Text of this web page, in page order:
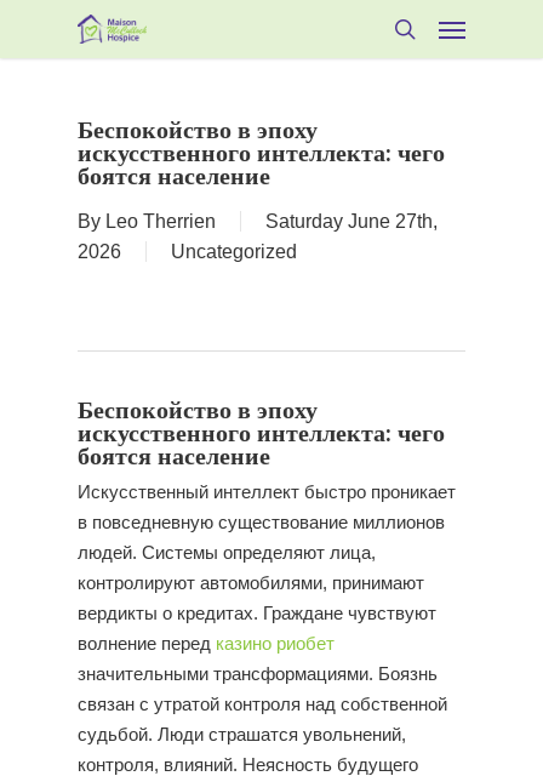
Menu
Беспокойство в эпоху
искусственного интеллекта: чего
боятся население
By Leo Therrien
Saturday June 27th,
2026
Uncategorized
Беспокойство в эпоху
искусственного интеллекта: чего
боятся население
Искусственный интеллект быстро проникает
в повседневную существование миллионов
людей. Системы определяют лица,
контролируют автомобилями, принимают
вердикты о кредитах. Граждане чувствуют
волнение перед казино риобет
значительными трансформациями. Боязнь
связан с утратой контроля над собственной
судьбой. Люди страшатся увольнений,
контроля, влияний. Неясность будущего